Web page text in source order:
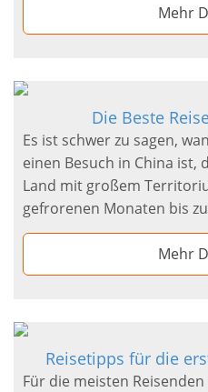
Mehr
Die Beste
Es ist schwer zu sagen,
einen Besuch in China ist,
Land mit großem
gefrorenen Monaten bis
Mehr
Reisetipps für die
Für die meisten